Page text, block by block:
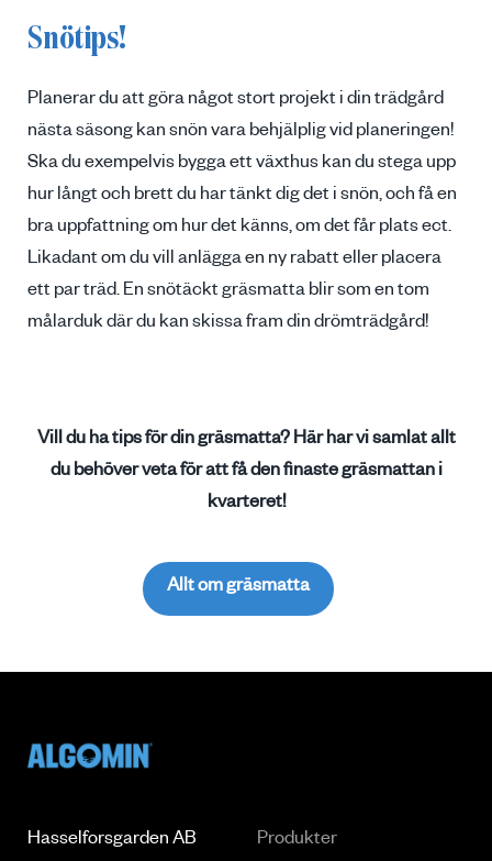
Snötips!
Planerar du att göra något stort projekt i din trädgård
nästa säsong kan snön vara behjälplig vid planeringen!
Ska du exempelvis bygga ett växthus kan du stega upp
hur långt och brett du har tänkt dig det i snön, och få en
bra uppfattning om hur det känns, om det får plats ect.
Likadant om du vill anlägga en ny rabatt eller placera
ett par träd. En snötäckt gräsmatta blir som en tom
målarduk där du kan skissa fram din drömträdgård!
Vill du ha tips för din gräsmatta? Här har vi samlat allt
du behöver veta för att få den finaste gräsmattan i
kvarteret!
Allt om gräsmatta
Hasselforsgarden AB
Produkter